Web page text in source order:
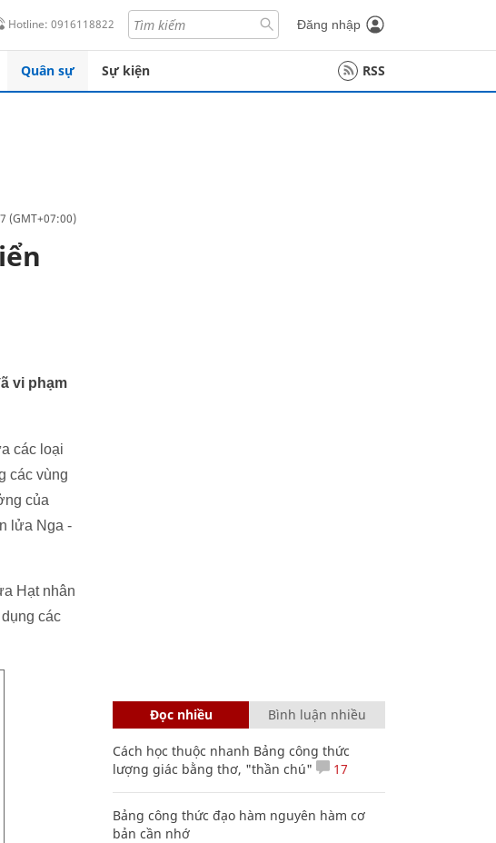
Hotline: 0916118822 Đăng nhập
Quân sự Sự kiện RSS
(GMT+07:00)
vi phạm
các loại
các vùng
của
lửa Nga -
Hạt nhân
các
Đọc nhiều Bình luận nhiều
Cách học thuộc nhanh Bảng công thức
lượng giác bằng thơ, "thần chú"
17
Bảng công thức đạo hàm nguyên hàm cơ
bản cần nhớ